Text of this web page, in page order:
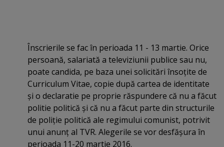
Înscrierile se fac în perioada 11 - 13 martie. Orice
persoană, salariată a televiziunii publice sau nu,
poate candida, pe baza unei solicitări însoţite de
Curriculum Vitae, copie după cartea de identitate
şi o declaratie pe proprie răspundere că nu a făcut
politie politică şi că nu a făcut parte din structurile
de poliţie politică ale regimului comunist, potrivit
unui anunţ al TVR. Alegerile se vor desfăşura în
perioada 11-20 martie 2016.